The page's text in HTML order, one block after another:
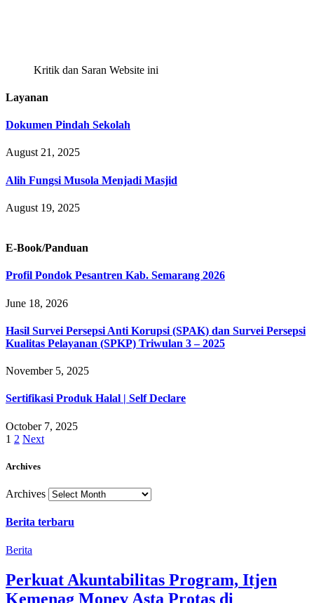
Kritik dan Saran Website ini
Layanan
Dokumen Pindah Sekolah
August 21, 2025
Alih Fungsi Musola Menjadi Masjid
August 19, 2025
E-Book/Panduan
Profil Pondok Pesantren Kab. Semarang 2026
June 18, 2026
Hasil Survei Persepsi Anti Korupsi (SPAK) dan Survei Persepsi
Kualitas Pelayanan (SPKP) Triwulan 3 – 2025
November 5, 2025
Sertifikasi Produk Halal | Self Declare
October 7, 2025
1 2 Next
Archives
Archives
Berita terbaru
Berita
Perkuat Akuntabilitas Program, Itjen
Kemenag Monev Asta Protas di